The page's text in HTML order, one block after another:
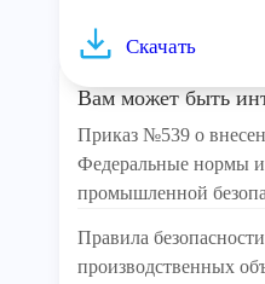
Скачать
Вам может быть
Приказ №539 о
Федеральные нормы и
промышленной
Правила
производственных